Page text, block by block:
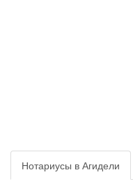
Нотариусы в Агидели